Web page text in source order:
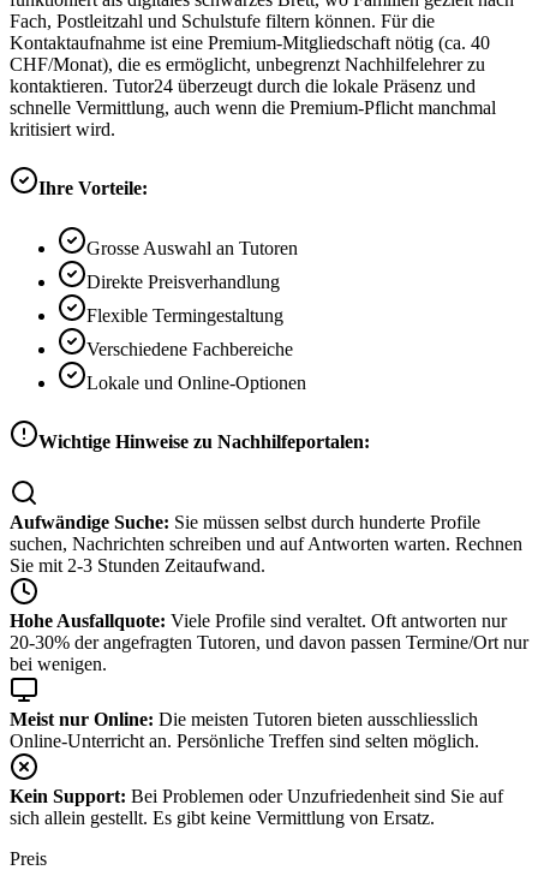
Fach, Postleitzahl und Schulstufe filtern können. Für die
Kontaktaufnahme ist eine Premium-Mitgliedschaft nötig (ca. 40
CHF/Monat), die es ermöglicht, unbegrenzt Nachhilfelehrer zu
kontaktieren. Tutor24 überzeugt durch die lokale Präsenz und
schnelle Vermittlung, auch wenn die Premium-Pflicht manchmal
kritisiert wird.
Ihre Vorteile:
Grosse Auswahl an Tutoren
Direkte Preisverhandlung
Flexible Termingestaltung
Verschiedene Fachbereiche
Lokale und Online-Optionen
Wichtige Hinweise zu Nachhilfeportalen:
Aufwändige Suche: Sie müssen selbst durch hunderte Profile
suchen, Nachrichten schreiben und auf Antworten warten. Rechnen
Sie mit 2-3 Stunden Zeitaufwand.
Hohe Ausfallquote: Viele Profile sind veraltet. Oft antworten nur
20-30% der angefragten Tutoren, und davon passen Termine/Ort nur
bei wenigen.
Meist nur Online: Die meisten Tutoren bieten ausschliesslich
Online-Unterricht an. Persönliche Treffen sind selten möglich.
Kein Support: Bei Problemen oder Unzufriedenheit sind Sie auf
sich allein gestellt. Es gibt keine Vermittlung von Ersatz.
Preis